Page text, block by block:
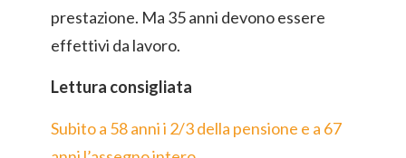
prestazione. Ma 35 anni devono essere
effettivi da lavoro.
Lettura consigliata
Subito a 58 anni i 2/3 della pensione e a 67